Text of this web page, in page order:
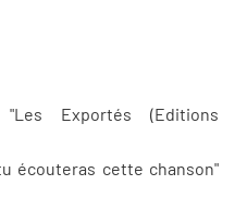
Exportés (Editions
écouteras cette chanson"